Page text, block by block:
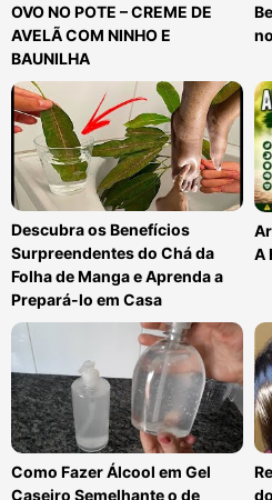
OVO NO POTE – CREME DE
AVELÃ COM NINHO E
BAUNILHA
Descubra os Benefícios
Surpreendentes do Chá da
Folha de Manga e Aprenda a
Prepará-lo em Casa
A
Como Fazer Álcool em Gel
Caseiro Semelhante o de